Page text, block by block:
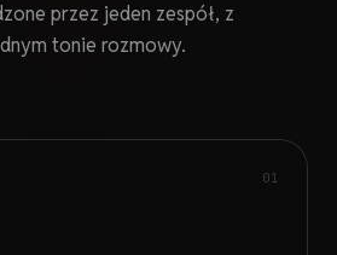
przez jeden zespół, z
tonie rozmowy.
01